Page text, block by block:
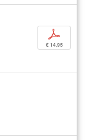
p
€ 14,95